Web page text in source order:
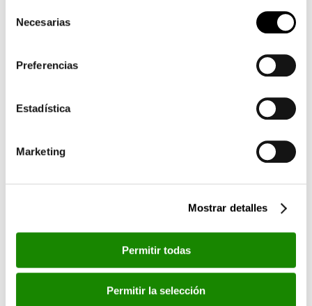
Necesarias
Preferencias
Estadística
Marketing
Mostrar detalles
Permitir todas
Permitir la selección
Garcerán coincidiendo con la exposición del XIII Salón
Fotográfico Ciudad de Segorbe, que puede verse en
reúne una selección de las mejores fotografías
La actividad contará con la colaboración de la
siguientes horarios y modalidades:
27 de octubre, 3 y 10 de noviembre: de 18:30 a 21 h.
17 de noviembre: de 17 a 21 h.
Taller de técnica fotográfica:
24 de noviembre, 1 y 15 de diciembre: de 18:30 a 21 h.